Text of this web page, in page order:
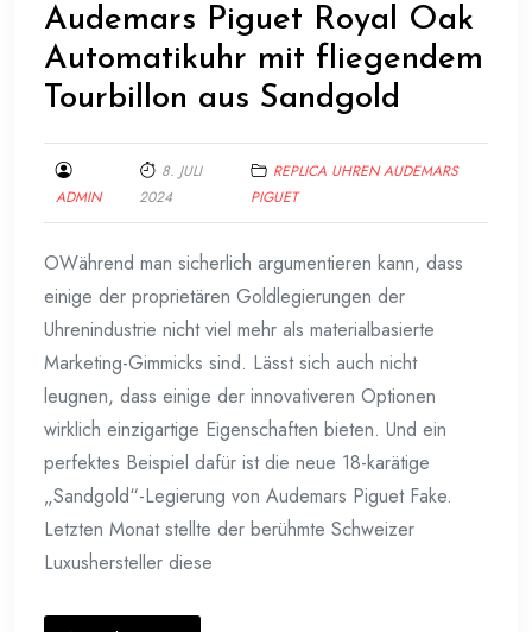
Audemars Piguet Royal Oak
Automatikuhr mit fliegendem
Tourbillon aus Sandgold
ADMIN
8. JULI
2024
REPLICA UHREN AUDEMARS
PIGUET
OWährend man sicherlich argumentieren kann, dass
einige der proprietären Goldlegierungen der
Uhrenindustrie nicht viel mehr als materialbasierte
Marketing-Gimmicks sind. Lässt sich auch nicht
leugnen, dass einige der innovativeren Optionen
wirklich einzigartige Eigenschaften bieten. Und ein
perfektes Beispiel dafür ist die neue 18-karätige
„Sandgold“-Legierung von Audemars Piguet Fake.
Letzten Monat stellte der berühmte Schweizer
Luxushersteller diese